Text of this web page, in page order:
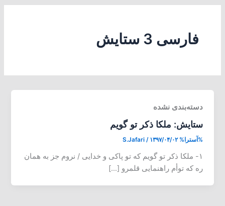
فارسی 3 ستایش
دسته‌بندی نشده
ستایش: ملکا ذکر تو گویم
%آسترا% S.Jafari / ۱۳۹۷/۰۴/۰۲
۱- ملکا ذکر تو گویم که تو پاکی و خدایی / نروم جز به همان
ره که توأم راه­نمایی قلمرو […]